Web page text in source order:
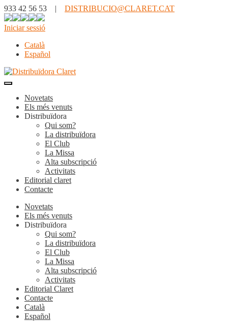
933 42 56 53 | DISTRIBUCIO@CLARET.CAT
Iniciar sessió
Català
Español
Novetats
Els més venuts
Distribuïdora
Qui som?
La distribuïdora
El Club
La Missa
Alta subscripció
Activitats
Editorial claret
Contacte
Novetats
Els més venuts
Distribuïdora
Qui som?
La distribuïdora
El Club
La Missa
Alta subscripció
Activitats
Editorial Claret
Contacte
Català
Español